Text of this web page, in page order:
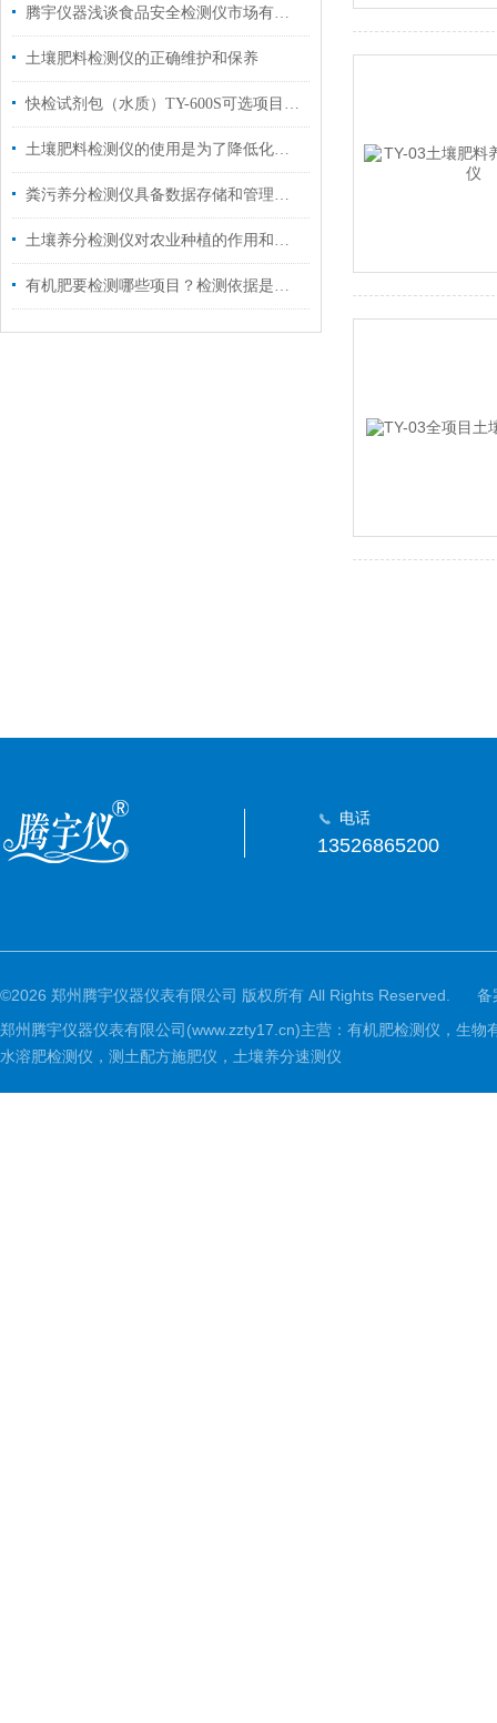
腾宇仪器浅谈食品安全检测仪市场有很大的发展空间
土壤肥料检测仪的正确维护和保养
快检试剂包（水质）TY-600S可选项目量程规格
土壤肥料检测仪的使用是为了降低化肥使用量
粪污养分检测仪具备数据存储和管理功能
土壤养分检测仪对农业种植的作用和意义
有机肥要检测哪些项目？检测依据是啥？有机肥检测仪怎么使用
电话
13526865200
©2026 郑州腾宇仪器仪表有限公司 版权所有 All Rights Reserved.
备
郑州腾宇仪器仪表有限公司(www.zzty17.cn)主营：有机肥检测仪，生
水溶肥检测仪，测土配方施肥仪，土壤养分速测仪